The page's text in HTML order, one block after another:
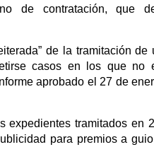
de contratación, que
de la tramitación
casos en los que no
aprobado el 27 de
expedientes tramitados en
para premios a